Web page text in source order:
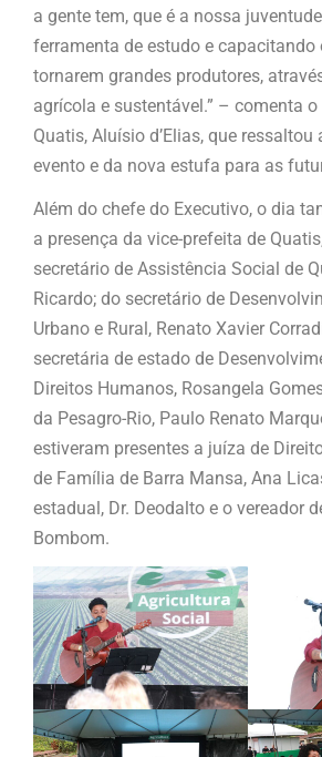
a gente tem, que é a nossa
ferramenta de estudo e capacitando
tornarem grandes produtores,
agrícola e sustentável.” – comenta
Quatis, Aluísio d’Elias, que
evento e da nova estufa para as
Além do chefe do Executivo, o dia
a presença da vice-prefeita de
secretário de Assistência Social de
Ricardo; do secretário de
Urbano e Rural, Renato Xavier
secretária de estado de
Direitos Humanos, Rosangela
da Pesagro-Rio, Paulo Renato
estiveram presentes a juíza de
de Família de Barra Mansa, Ana
estadual, Dr. Deodalto e o vereador
Bombom.